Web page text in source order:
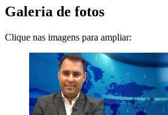
Galeria de fotos
Clique nas imagens para ampliar: